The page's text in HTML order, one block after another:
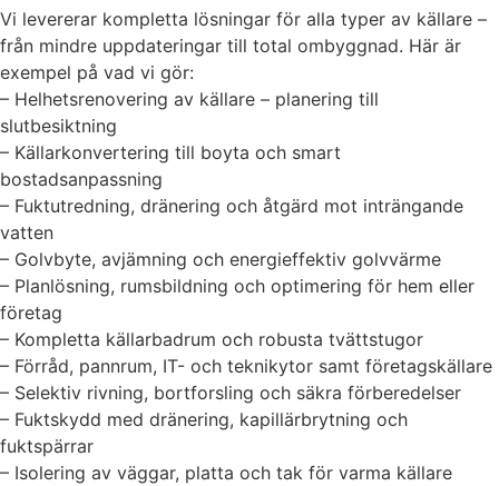
Vi levererar kompletta lösningar för alla typer av källare –
från mindre uppdateringar till total ombyggnad. Här är
exempel på vad vi gör:
– Helhetsrenovering av källare – planering till
slutbesiktning
– Källarkonvertering till boyta och smart
bostadsanpassning
– Fuktutredning, dränering och åtgärd mot inträngande
vatten
– Golvbyte, avjämning och energieffektiv golvvärme
– Planlösning, rumsbildning och optimering för hem eller
företag
– Kompletta källarbadrum och robusta tvättstugor
– Förråd, pannrum, IT- och teknikytor samt företagskällare
– Selektiv rivning, bortforsling och säkra förberedelser
– Fuktskydd med dränering, kapillärbrytning och
fuktspärrar
– Isolering av väggar, platta och tak för varma källare